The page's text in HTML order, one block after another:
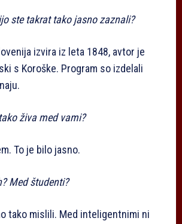
ste takrat tako jasno zaznali?
izvira iz leta 1848, avtor je
s Koroške. Program so izdelali
živa med vami?
To je bilo jasno.
Med študenti?
tako mislili. Med inteligentnimi ni